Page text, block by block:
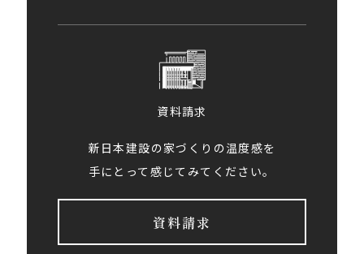
資料請求
新日本建設の家づくりの温度感を
手にとって感じてみてください。
資料請求